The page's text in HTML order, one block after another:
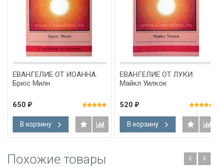
ЕВАНГЕЛИЕ ОТ ИОАННА.
Брюс Милн
650 ₽
В корзину
ЕВАНГЕЛИЕ ОТ ЛУКИ.
Майкл Уилкок
520 ₽
В корзину
Похожие товары